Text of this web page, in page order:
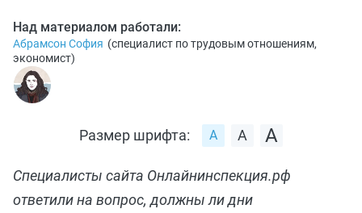
Над материалом работали:
Абрамсон София (специалист по трудовым отношениям,
экономист)
Размер шрифта:
Специалисты сайта Онлайнинспекция.рф
ответили на вопрос, должны ли дни